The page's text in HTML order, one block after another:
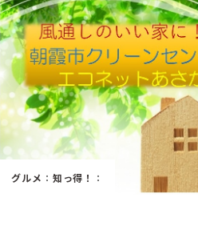
おすすめ
スポット
「場」
HAREL
グルメ ： 知っ得！ ：